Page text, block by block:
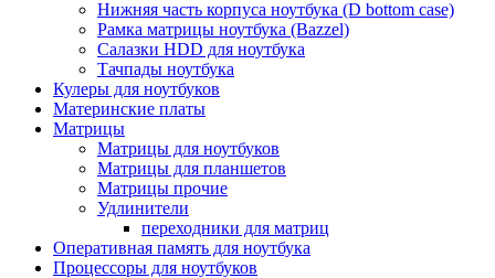
Нижняя часть корпуса ноутбука (D bottom case)
Рамка матрицы ноутбука (Bazzel)
Салазки HDD для ноутбука
Тачпады ноутбука
Кулеры для ноутбуков
Материнские платы
Матрицы
Матрицы для ноутбуков
Матрицы для планшетов
Матрицы прочие
Удлинители
переходники для матриц
Оперативная память для ноутбука
Процессоры для ноутбуков